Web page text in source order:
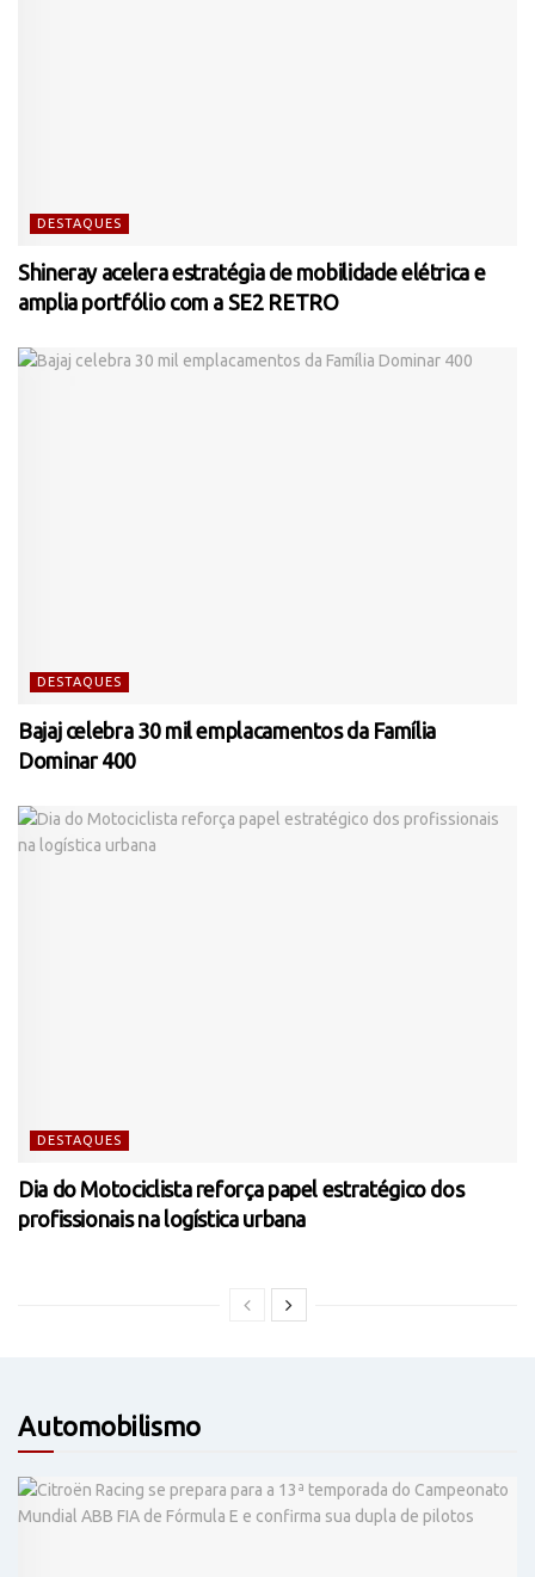
DESTAQUES
Shineray acelera estratégia de mobilidade elétrica e
amplia portfólio com a SE2 RETRO
DESTAQUES
Bajaj celebra 30 mil emplacamentos da Família
Dominar 400
DESTAQUES
Dia do Motociclista reforça papel estratégico dos
profissionais na logística urbana
Automobilismo